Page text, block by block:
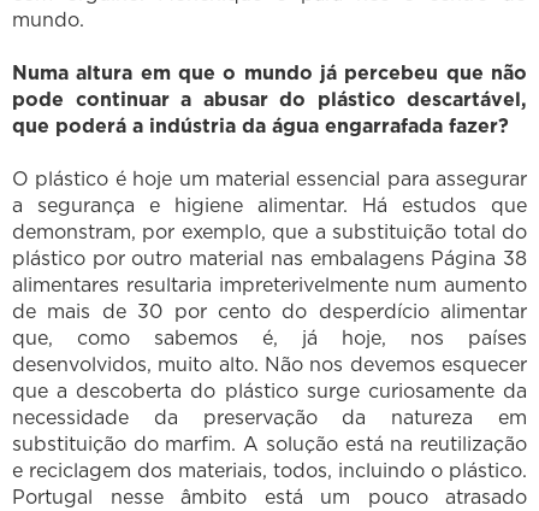
mundo.
Numa altura em que o mundo já percebeu que não
pode continuar a abusar do plástico descartável,
que poderá a indústria da água engarrafada fazer?
O plástico é hoje um material essencial para assegurar
a segurança e higiene alimentar. Há estudos que
demonstram, por exemplo, que a substituição total do
plástico por outro material nas embalagens Página 38
alimentares resultaria impreterivelmente num aumento
de mais de 30 por cento do desperdício alimentar
que, como sabemos é, já hoje, nos países
desenvolvidos, muito alto. Não nos devemos esquecer
que a descoberta do plástico surge curiosamente da
necessidade da preservação da natureza em
substituição do marfim. A solução está na reutilização
e reciclagem dos materiais, todos, incluindo o plástico.
Portugal nesse âmbito está um pouco atrasado